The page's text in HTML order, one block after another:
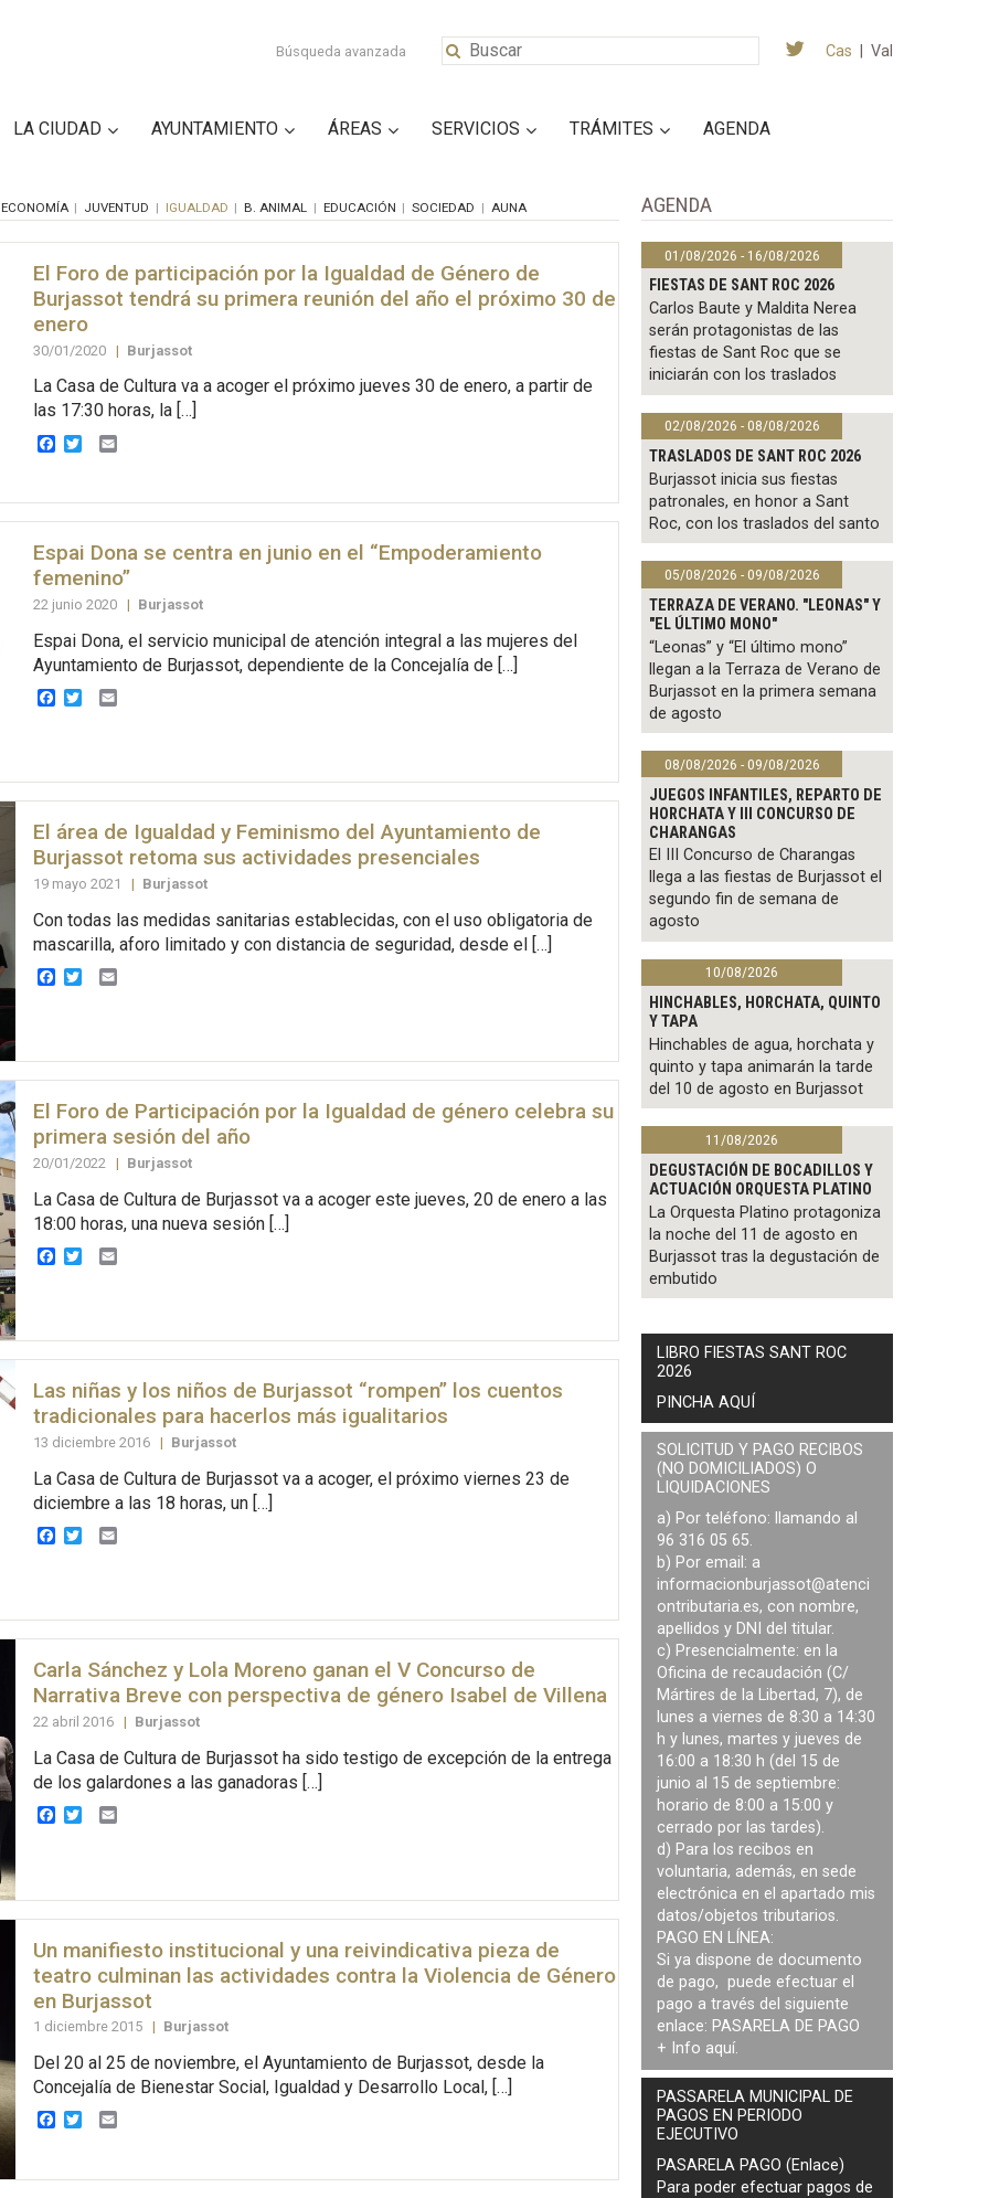
Búsqueda avanzada Cas Val
LA CIUDAD AYUNTAMIENTO ÁREAS SERVICIOS TRÁMITES AGENDA
ECONOMÍA JUVENTUD IGUALDAD B. ANIMAL EDUCACIÓN SOCIEDAD AUNA
El Foro de participación por la Igualdad de Género de
Burjassot tendrá su primera reunión del año el próximo 30 de
enero
30/01/2020 | Burjassot
La Casa de Cultura va a acoger el próximo jueves 30 de enero, a partir de
las 17:30 horas, la […]
Facebook
TwitterEmail
Espai Dona se centra en junio en el “Empoderamiento
femenino”
22 junio 2020 | Burjassot
Espai Dona, el servicio municipal de atención integral a las mujeres del
Ayuntamiento de Burjassot, dependiente de la Concejalía de […]
Facebook
TwitterEmail
El área de Igualdad y Feminismo del Ayuntamiento de
Burjassot retoma sus actividades presenciales
19 mayo 2021 | Burjassot
Con todas las medidas sanitarias establecidas, con el uso obligatoria de
mascarilla, aforo limitado y con distancia de seguridad, desde el […]
Facebook
TwitterEmail
El Foro de Participación por la Igualdad de género celebra su
primera sesión del año
20/01/2022 | Burjassot
La Casa de Cultura de Burjassot va a acoger este jueves, 20 de enero a las
18:00 horas, una nueva sesión […]
Facebook
TwitterEmail
Las niñas y los niños de Burjassot “rompen” los cuentos
tradicionales para hacerlos más igualitarios
13 diciembre 2016 | Burjassot
La Casa de Cultura de Burjassot va a acoger, el próximo viernes 23 de
diciembre a las 18 horas, un […]
Facebook
Twitter
Carla Sánchez y Lola Moreno ganan el V Concurso de
Narrativa Breve con perspectiva de género Isabel de Villena
22 abril 2016 | Burjassot
La Casa de Cultura de Burjassot ha sido testigo de excepción de la entrega
de los galardones a las ganadoras […]
Facebook
Twitter
Un manifiesto institucional y una reivindicativa pieza de
teatro culminan las actividades contra la Violencia de Género
en Burjassot
1 diciembre 2015 | Burjassot
Del 20 al 25 de noviembre, el Ayuntamiento de Burjassot, desde la
Concejalía de Bienestar Social, Igualdad y Desarrollo Local, […]
Facebook
Twitter
AGENDA
01/08/2026 - 16/08/2026
FIESTAS DE SANT ROC 2026
Carlos Baute y Maldita Nerea
serán protagonistas de las
fiestas de Sant Roc que se
iniciarán con los traslados
02/08/2026 - 08/08/2026
TRASLADOS DE SANT ROC 2026
Burjassot inicia sus fiestas
patronales, en honor a Sant
Roc, con los traslados del santo
05/08/2026 - 09/08/2026
TERRAZA DE VERANO. "LEONAS" Y
"EL ÚLTIMO MONO"
“Leonas” y “El último mono”
llegan a la Terraza de Verano de
Burjassot en la primera semana
de agosto
08/08/2026 - 09/08/2026
JUEGOS INFANTILES, REPARTO DE
HORCHATA Y III CONCURSO DE
CHARANGAS
El III Concurso de Charangas
llega a las fiestas de Burjassot el
segundo fin de semana de
agosto
10/08/2026
HINCHABLES, HORCHATA, QUINTO
Y TAPA
Hinchables de agua, horchata y
quinto y tapa animarán la tarde
del 10 de agosto en Burjassot
11/08/2026
DEGUSTACIÓN DE BOCADILLOS Y
ACTUACIÓN ORQUESTA PLATINO
La Orquesta Platino protagoniza
la noche del 11 de agosto en
Burjassot tras la degustación de
embutido
LIBRO FIESTAS SANT ROC
2026
PINCHA AQUÍ
SOLICITUD Y PAGO RECIBOS
(NO DOMICILIADOS) O
LIQUIDACIONES
a) Por teléfono: llamando al
96 316 05 65.
b) Por email: a
informacionburjassot@atenci
ontributaria.es, con nombre,
apellidos y DNI del titular.
c) Presencialmente: en la
Oficina de recaudación (C/
Mártires de la Libertad, 7), de
lunes a viernes de 8:30 a 14:30
h y lunes, martes y jueves de
16:00 a 18:30 h (del 15 de
junio al 15 de septiembre:
horario de 8:00 a 15:00 y
cerrado por las tardes).
d) Para los recibos en
voluntaria, además, en sede
electrónica en el apartado mis
datos/objetos tributarios.
PAGO EN LÍNEA:
Si ya dispone de documento
de pago, puede efectuar el
pago a través del siguiente
enlace: PASARELA DE PAGO
+ Info aquí.
PASSARELA MUNICIPAL DE
PAGOS EN PERIODO
EJECUTIVO
PASARELA PAGO (Enlace)
Para poder efectuar pagos de